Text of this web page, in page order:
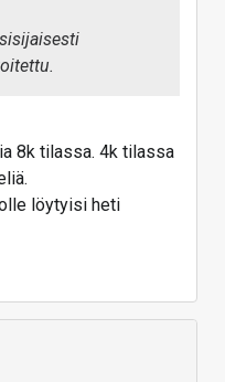
8k tilassa. 4k tilassa
löytyisi heti